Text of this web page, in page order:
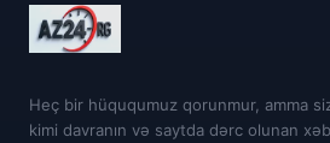
Heç bir hüququmuz qorunmur, amma
kimi davranın və saytda dərc olunan